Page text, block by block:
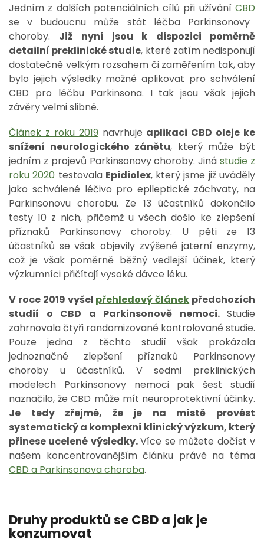
Jedním z dalších potenciálních cílů při užívání CBD
se v budoucnu může stát léčba Parkinsonovy
choroby. Již nyní jsou k dispozici poměrně
detailní preklinické studie, které zatím nedisponují
dostatečně velkým rozsahem či zaměřením tak, aby
bylo jejich výsledky možné aplikovat pro schválení
CBD pro léčbu Parkinsona. I tak jsou však jejich
závěry velmi slibné.
Článek z roku 2019navrhuje aplikaci CBD oleje ke
snížení neurologického zánětu, který může být
jedním z projevů Parkinsonovy choroby. Jinástudie z
roku 2020 testovala Epidiolex, který jsme již uváděly
jako schválené léčivo pro epileptické záchvaty, na
Parkinsonovu chorobu. Ze 13 účastníků dokončilo
testy 10 z nich, přičemž u všech došlo ke zlepšení
příznaků Parkinsonovy choroby. U pěti ze 13
účastníků se však objevily zvýšené jaterní enzymy,
což je však poměrně běžný vedlejší účinek, který
výzkumníci přičítají vysoké dávce léku.
V roce 2019 vyšel přehledový článek předchozích
studií o CBD a Parkinsonově nemoci. Studie
zahrnovala čtyři randomizované kontrolované studie.
Pouze jedna z těchto studií však prokázala
jednoznačné zlepšení příznaků Parkinsonovy
choroby u účastníků. V sedmi preklinických
modelech Parkinsonovy nemoci pak šest studií
naznačilo, že CBD může mít neuroprotektivní účinky.
Je tedy zřejmé, že je na místě provést
systematický a komplexní klinický výzkum, který
přinese ucelené výsledky.Více se můžete dočíst v
našem koncentrovanějším článku právě na téma
CBD a Parkinsonova choroba.
Druhy produktů se CBD a jak je
konzumovat